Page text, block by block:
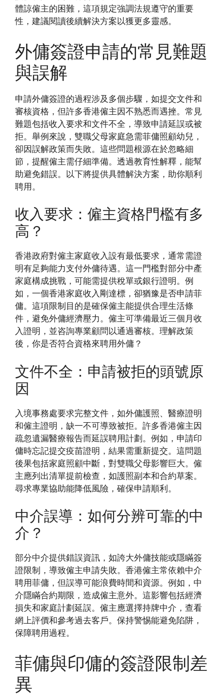
體諒僱主的困難，這項規定強調法規遵守的重要
性，建議閱讀後續解決方案以獲更多靈感。
外傭簽證申請的常見難題
與誤解
申請外傭簽證的過程涉及多個步驟，如提交文件和
審核資格，但許多香港僱主因不熟悉而遇挫。常見
難題包括收入要求和文件不全，導致申請延誤或被
拒。舉例來說，雙職父母家庭急需菲傭照顧幼兒，
卻因誤解政策而失敗。這些問題根源在於忽略細
節，提醒僱主需仔細準備。透過教育性解釋，能幫
助避免錯誤。以下將提供具體解決方案，助你順利
聘用。
收入要求：僱主資格門檻有多
高？
香港政府對僱主家庭收入設有最低要求，通常需證
明有足夠能力支付外傭待遇。這一門檻對部分中產
家庭構成挑戰，可能需提供稅單或銀行證明。例
如，一個香港家庭收入剛達標，卻猶豫是否申請菲
傭。這項限制目的是確保僱主能提供合理生活條
件，避免外傭經濟壓力。僱主可準備最近三個月收
入證明，並咨詢專業顧問以通過審核。理解政策
後，你是否符合資格來聘用外傭？
文件不全：申請被拒的頭號原
因
入境事務處要求完整文件，如外傭護照、醫療證明
和僱主證明，缺一不可導致被拒。許多香港僱主因
疏忽遺漏醫療報告而延誤聘用計劃。例如，申請印
傭時忘記提交疫苗證明，結果需重新提交。這問題
後果包括家庭照顧中斷，對雙職父母影響巨大。僱
主應列出清單提前檢查，如護照副本和合約草案。
尋求專業協助能降低風險，確保申請順利。
中介誤導：如何分辨可靠的中
介？
部分中介提供錯誤資訊，如誇大外傭技能或隱瞞簽
證限制，導致僱主申請失敗。香港僱主常依賴中介
聘用菲傭，但誤導可能浪費時間和資源。例如，中
介隱瞞合約期限，造成僱主意外。這影響包括經濟
損失和家庭計劃延誤。僱主應選擇持牌中介，查看
網上評價和參考過去客戶。保持警惕能避免陷阱，
保障聘用過程。
菲傭與印傭的簽證限制差
異